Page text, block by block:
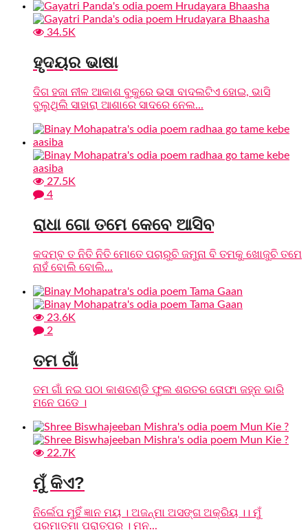
34.5K
ହୃଦୟର ଭାଷା
ଦିଗ ହଜା ନୀଳ ଆକାଶ ବୁକୁରେ ଭସା ବାଦଲଟିଏ ହୋଇ, ଭାସି
ବୁଲୁଥିଲି ସାହାରା ଆଶାରେ ସାଦରେ ନେଲ...
27.5K
4
ରାଧା ଗୋ ତମେ କେବେ ଆସିବ
କଦମ୍ବ ତ ନିତି ନିତି ମୋତେ ପଚାରୁଚି ଜମୁନା ବି ତମକୁ ଖୋଜୁଚି ତମେ
ନାହଁ ବୋଲି ବୋଲି...
23.6K
2
ତମ ଗାଁ
ତମ ଗାଁ ନଇ ପଠା କାଶତଣ୍ଡି ଫୁଲ ଶରତର ତୋଫା ଜହ୍ନ ଭାରି
ମନେ ପଡେ ।
22.7K
ମୁଁ କିଏ?
ନିର୍ଲେପ ମୁହିଁ ଜ୍ଞାନ ମୟ । ଅଜନ୍ମା ଅସଙ୍ଗ ଅକ୍ରିୟ ।। ମୁଁ
ପରମାତ୍ମା ପରାତ୍ପର । ମନ...